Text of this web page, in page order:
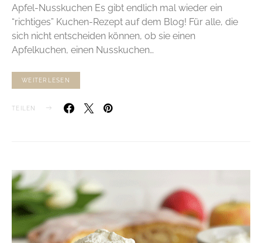
Apfel-Nusskuchen Es gibt endlich mal wieder ein
“richtiges” Kuchen-Rezept auf dem Blog! Für alle, die
sich nicht entscheiden können, ob sie einen
Apfelkuchen, einen Nusskuchen…
WEITERLESEN
TEILEN